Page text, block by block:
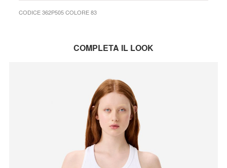
CODICE 362P505 COLORE 83
COMPLETA IL LOOK